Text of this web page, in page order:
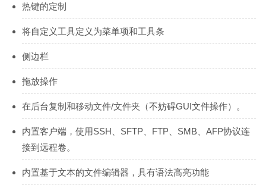
热键的定制
将自定义工具定义为菜单项和工具条
侧边栏
拖放操作
在后台复制和移动文件/文件夹（不妨碍GUI文件操作）。
内置客户端，使用SSH、SFTP、FTP、SMB、AFP协议连
接到远程卷。
内置基于文本的文件编辑器，具有语法高亮功能